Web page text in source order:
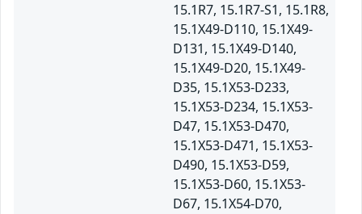
15.1R7, 15.1R7-S1, 15.1R8,
15.1X49-D110, 15.1X49-
D131, 15.1X49-D140,
15.1X49-D20, 15.1X49-
D35, 15.1X53-D233,
15.1X53-D234, 15.1X53-
D47, 15.1X53-D470,
15.1X53-D471, 15.1X53-
D490, 15.1X53-D59,
15.1X53-D60, 15.1X53-
D67, 15.1X54-D70,